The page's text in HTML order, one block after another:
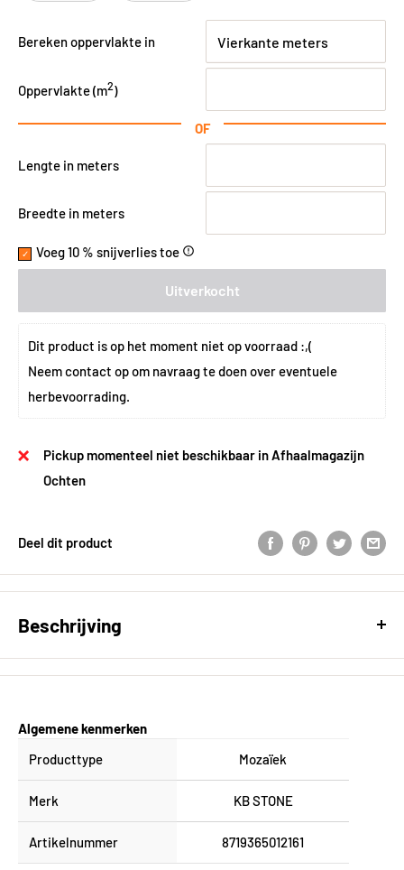
Bereken oppervlakte in
Oppervlakte (m2)
OF
Lengte in meters
Breedte in meters
Voeg 10 % snijverlies toe error_outline
Uitverkocht
Dit product is op het moment niet op voorraad :,(
Neem contact op om navraag te doen over eventuele
herbevoorrading.
Pickup momenteel niet beschikbaar in Afhaalmagazijn
Ochten
Deel dit product
Beschrijving
Mozaïek Grey 30 x 30 x 1 chip 48 x 48 mm
Algemene kenmerken
Producttype
Mozaïek
Merk KB STONE
Artikelnummer 8719365012161